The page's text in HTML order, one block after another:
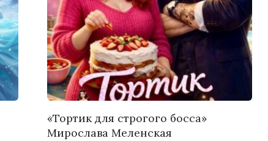
«Тортик для строгого босса»
Мирослава Меленская